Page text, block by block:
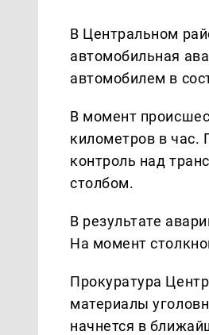
В Центральном
автомобильная
автомобилем в
В момент
километров в час.
контроль над
столбом.
В результате
На момент
Прокуратура
материалы
начнется в